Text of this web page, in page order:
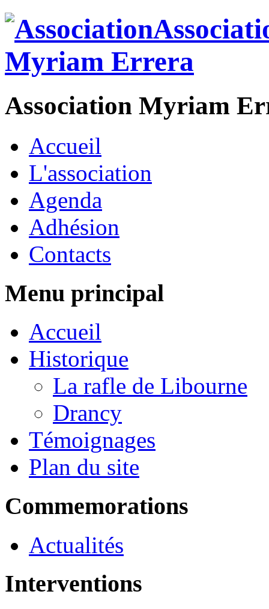
Association Myriam
Accueil
L'association
Agenda
Adhésion
Contacts
Menu principal
Accueil
Historique
La rafle de Libourne
Drancy
Témoignages
Plan du site
Commemorations
Actualités
Interventions